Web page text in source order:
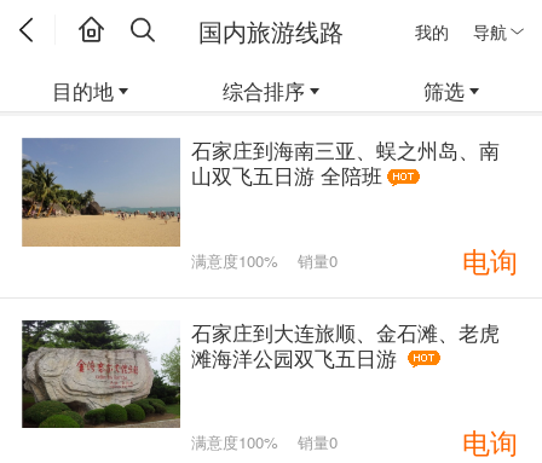
我的 导航
国内旅游线路
目的地 综合排序 筛选
石家庄到海南三亚、蜈之州岛、南
山双飞五日游 全陪班
满意度100% 销量0 电询
石家庄到大连旅顺、金石滩、老虎
滩海洋公园双飞五日游
满意度100% 销量0 电询